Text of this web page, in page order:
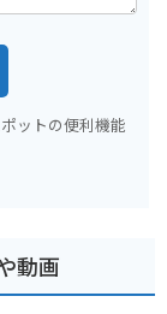
ットの便利機能
動画